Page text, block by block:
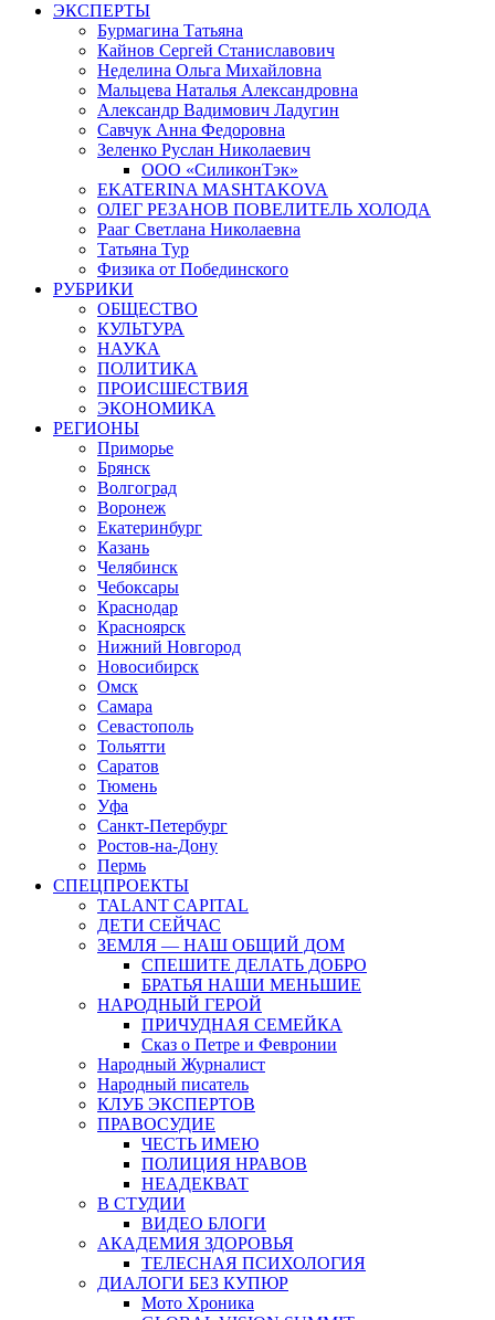
ЭКСПЕРТЫ
Бурмагина Татьяна
Кайнов Сергей Станиславович
Неделина Ольга Михайловна
Мальцева Наталья Александровна
Александр Вадимович Ладугин
Савчук Анна Федоровна
Зеленко Руслан Николаевич
ООО «СиликонТэк»
EKATERINA MASHTAKOVA
ОЛЕГ РЕЗАНОВ ПОВЕЛИТЕЛЬ ХОЛОДА
Рааг Светлана Николаевна
Татьяна Тур
Физика от Побединского
РУБРИКИ
ОБЩЕСТВО
КУЛЬТУРА
НАУКА
ПОЛИТИКА
ПРОИСШЕСТВИЯ
ЭКОНОМИКА
РЕГИОНЫ
Приморье
Брянск
Волгоград
Воронеж
Екатеринбург
Казань
Челябинск
Чебоксары
Краснодар
Красноярск
Нижний Новгород
Новосибирск
Омск
Самара
Севастополь
Тольятти
Саратов
Тюмень
Уфа
Санкт-Петербург
Ростов-на-Дону
Пермь
СПЕЦПРОЕКТЫ
TALANT CAPITAL
ДЕТИ СЕЙЧАС
ЗЕМЛЯ — НАШ ОБЩИЙ ДОМ
СПЕШИТЕ ДЕЛАТЬ ДОБРО
БРАТЬЯ НАШИ МЕНЬШИЕ
НАРОДНЫЙ ГЕРОЙ
ПРИЧУДНАЯ СЕМЕЙКА
Сказ о Петре и Февронии
Народный Журналист
Народный писатель
КЛУБ ЭКСПЕРТОВ
ПРАВОСУДИЕ
ЧЕСТЬ ИМЕЮ
ПОЛИЦИЯ НРАВОВ
НЕАДЕКВАТ
В СТУДИИ
ВИДЕО БЛОГИ
АКАДЕМИЯ ЗДОРОВЬЯ
ТЕЛЕСНАЯ ПСИХОЛОГИЯ
ДИАЛОГИ БЕЗ КУПЮР
Мото Хроника